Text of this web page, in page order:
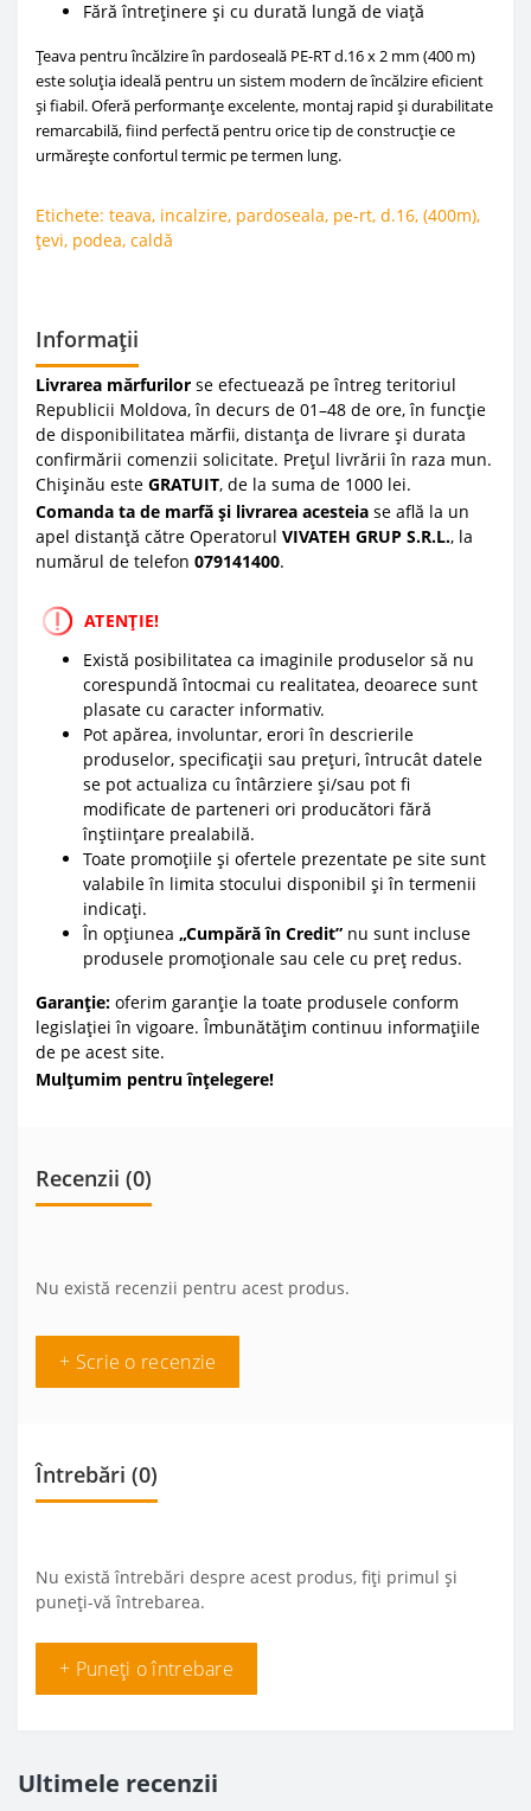
Fără întreținere și cu durată lungă de viață
Țeava pentru încălzire în pardoseală PE-RT d.16 x 2 mm (400 m)
este soluția ideală pentru un sistem modern de încălzire eficient
și fiabil. Oferă performanțe excelente, montaj rapid și durabilitate
remarcabilă, fiind perfectă pentru orice tip de construcție ce
urmărește confortul termic pe termen lung.
Etichete: teava, incalzire, pardoseala, pe-rt, d.16, (400m),
țevi, podea, caldă
Informații
Livrarea mărfurilor se efectuează pe întreg teritoriul
Republicii Moldova, în decurs de 01–48 de ore, în funcție
de disponibilitatea mărfii, distanța de livrare și durata
confirmării comenzii solicitate. Prețul livrării în raza mun.
Chișinău este GRATUIT, de la suma de 1000 lei.
Comanda ta de marfă și livrarea acesteia se află la un
apel distanță către Operatorul VIVATEH GRUP S.R.L., la
numărul de telefon 079141400.
ATENȚIE!
Există posibilitatea ca imaginile produselor să nu
corespundă întocmai cu realitatea, deoarece sunt
plasate cu caracter informativ.
Pot apărea, involuntar, erori în descrierile
produselor, specificații sau prețuri, întrucât datele
se pot actualiza cu întârziere și/sau pot fi
modificate de parteneri ori producători fără
înștiințare prealabilă.
Toate promoțiile și ofertele prezentate pe site sunt
valabile în limita stocului disponibil și în termenii
indicați.
În opțiunea „Cumpără în Credit” nu sunt incluse
produsele promoționale sau cele cu preț redus.
Garanție: oferim garanție la toate produsele conform
legislației în vigoare. Îmbunătățim continuu informațiile
de pe acest site.
Mulțumim pentru înțelegere!
Recenzii (0)
Nu există recenzii pentru acest produs.
+ Scrie o recenzie
Întrebări (0)
Nu există întrebări despre acest produs, fiți primul și
puneți-vă întrebarea.
+ Puneți o întrebare
Ultimele recenzii